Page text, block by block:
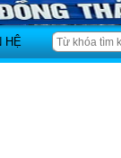
HỆ